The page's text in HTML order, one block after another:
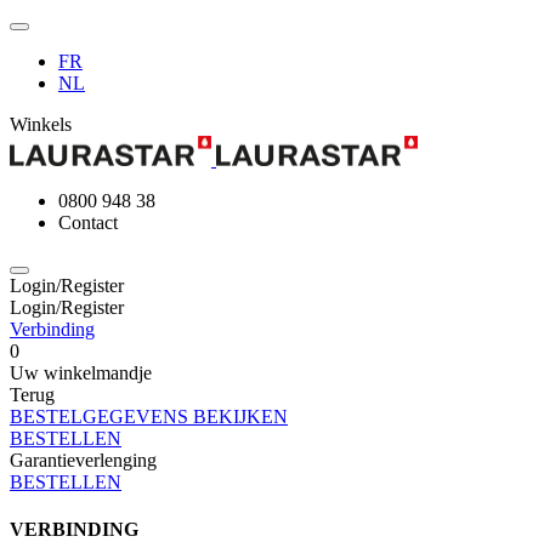
FR
NL
Winkels
0800 948 38
Contact
Login/Register
Login/Register
Verbinding
0
Uw winkelmandje
Terug
BESTELGEGEVENS BEKIJKEN
BESTELLEN
Garantieverlenging
BESTELLEN
VERBINDING